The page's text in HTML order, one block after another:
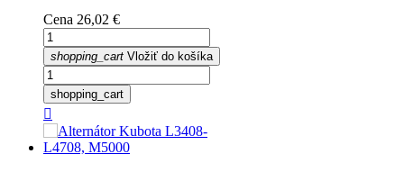
Cena 26,02 €
shopping_cart Vložiť do košíka
shopping_cart
